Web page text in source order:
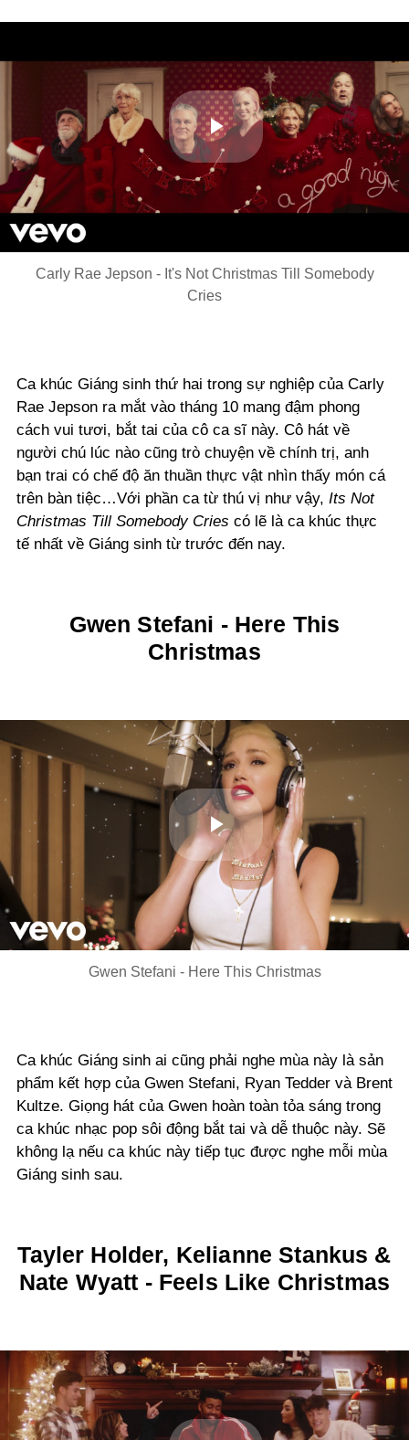
Play
Carly Rae Jepson - It's Not Christmas Till Somebody
Cries
Ca khúc Giáng sinh thứ hai trong sự nghiệp của Carly
Rae Jepson ra mắt vào tháng 10 mang đậm phong
cách vui tươi, bắt tai của cô ca sĩ này. Cô hát về
người chú lúc nào cũng trò chuyện về chính trị, anh
bạn trai có chế độ ăn thuần thực vật nhìn thấy món cá
trên bàn tiệc…Với phần ca từ thú vị như vậy, Its Not
Christmas Till Somebody Cries có lẽ là ca khúc thực
tế nhất về Giáng sinh từ trước đến nay.
Gwen Stefani - Here This
Christmas
Play
Video
Gwen Stefani - Here This Christmas
Ca khúc Giáng sinh ai cũng phải nghe mùa này là sản
phẩm kết hợp của Gwen Stefani, Ryan Tedder và Brent
Kultze. Giọng hát của Gwen hoàn toàn tỏa sáng trong
ca khúc nhạc pop sôi động bắt tai và dễ thuộc này. Sẽ
không lạ nếu ca khúc này tiếp tục được nghe mỗi mùa
Giáng sinh sau.
Tayler Holder, Kelianne Stankus &
Nate Wyatt - Feels Like Christmas